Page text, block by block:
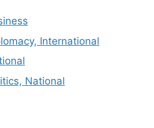
International
National